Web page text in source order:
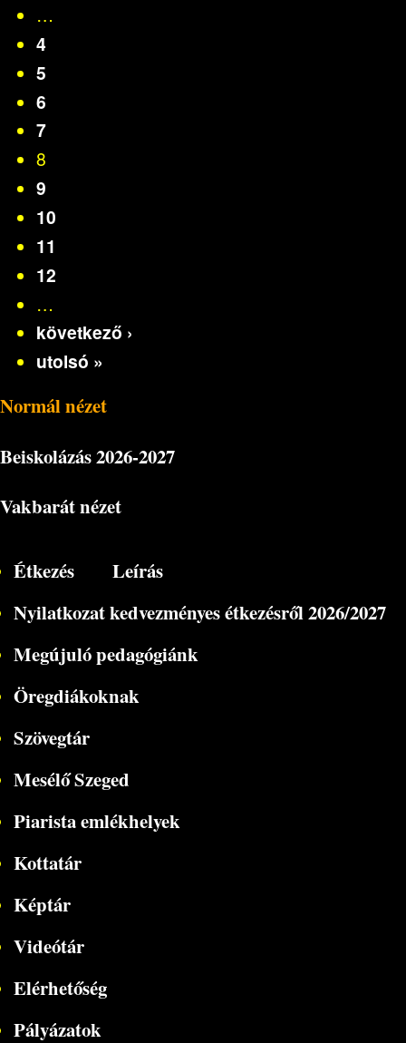
…
4
5
6
7
8
9
10
11
12
…
következő ›
utolsó »
Normál nézet
Beiskolázás2026-2027
Vakbarát nézet
Étkezés
Leírás
Nyilatkozat kedvezményes étkezésről 2026/2027
Megújuló pedagógiánk
Öregdiákoknak
Szövegtár
Mesélő Szeged
Piarista emlékhelyek
Kottatár
Képtár
Videótár
Elérhetőség
Pályázatok